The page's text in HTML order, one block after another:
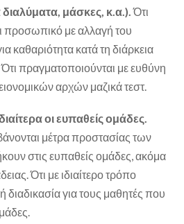
μάσκες, κ.α.). Ότι
προσωπικό με αλλαγή του
καθαριότητα κατά τη διάρκεια
πραγματοποιούνται με ευθύνη
αρχών μαζικά τεστ.
οι ευπαθείς ομάδες.
μέτρα προστασίας των
στις ευπαθείς ομάδες, ακόμα
Ότι με ιδιαίτερο τρόπο
διαδικασία για τους μαθητές που